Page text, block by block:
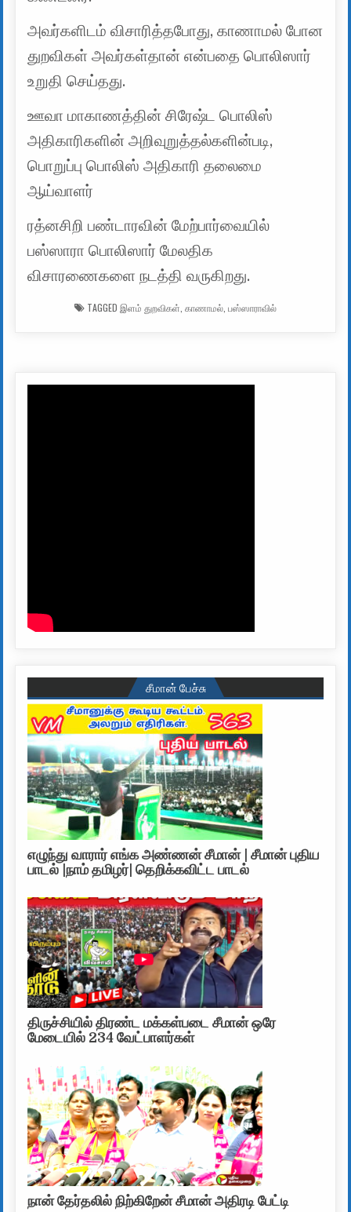
அவர்களிடம் விசாரித்தபோது, ​​காணாமல் போன
துறவிகள் அவர்கள்தான் என்பதை பொலிஸார்
உறுதி செய்தது.
ஊவா மாகாணத்தின் சிரேஷ்ட பொலிஸ்
அதிகாரிகளின் அறிவுறுத்தல்களின்படி,
பொறுப்பு பொலிஸ் அதிகாரி தலைமை
ஆய்வாளர்
ரத்னசிறி பண்டாரவின் மேற்பார்வையில்
பஸ்ஸாரா பொலிஸார் மேலதிக
விசாரணைகளை நடத்தி வருகிறது.
TAGGED இளம் துறவிகள் காணாமல் பஸ்ஸாராவில்
சீமான் பேச்சு
எழுந்து வாரார் எங்க அண்ணன் சீமான் | சீமான் புதிய
பாடல் |நாம் தமிழர்| தெறிக்கவிட்ட பாடல்
திருச்சியில் திரண்ட மக்கள்படை சீமான் ஒரே
மேடையில் 234 வேட்பாளர்கள்
நான் தேர்தலில் நிற்கிறேன் சீமான் அதிரடி பேட்டி